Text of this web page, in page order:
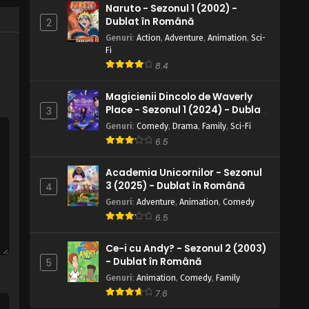
amare a lui Horohoro
Eps 32 - Gustul prieteniei amare a lui
Horohoro - 25 May, 2025
Episodul 31 – Pădurea spiritelor
Regele Shaman – Sezonul 1
Episodul 30 – Clopotul oracol
furat
Eps 30 - Clopotul oracol furat - 25 May,
Regele Shaman – Sezonul 1
Episodul 29 – Super intestine
Eps 29 - Super intestine - 25 May, 2025
Regele Shaman – Sezonul 1
Episodul 28 – Revanșa lui Lyserg
Eps 28 - Revanșa lui Lyserg - 25 May, 2025
2
Naruto - Sezonul 1 (2002) -
Dublat în Română
Genuri: Action, Adventure, Animation, Sci-
Fi
8.4
3
Magicienii Dincolo de Waverly
Place - Sezonul 1 (2024) - Dublat
în Română
Genuri: Comedy, Drama, Family, Sci-Fi
6.5
4
Academia Unicornilor - Sezonul
3 (2025) - Dublat în Română
Genuri: Adventure, Animation, Comedy
6.5
5
Ce-i cu Andy? - Sezonul 2 (2003)
- Dublat în Română
Genuri: Animation, Comedy, Family
7.6